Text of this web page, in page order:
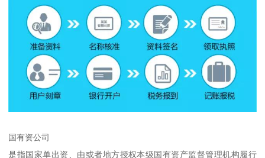
国有资公司
是指国家单出资、由或者地方授权本级国有资产监督管理机构履行